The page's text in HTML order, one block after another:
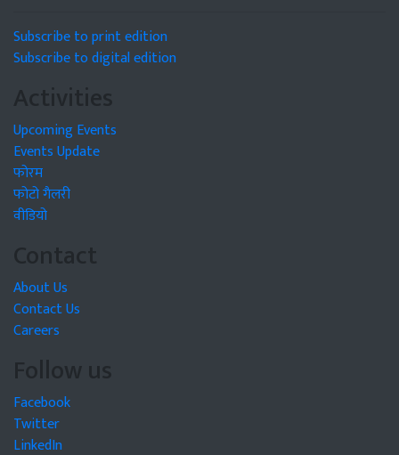
Subscribe to print edition
Subscribe to digital edition
Activities
Upcoming Events
Events Update
फोरम
फोटो गैलरी
वीडियो
Contact
About Us
Contact Us
Careers
Follow us
Facebook
Twitter
LinkedIn